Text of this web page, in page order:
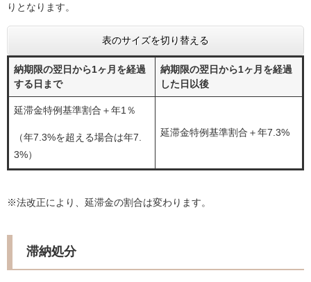
りとなります。
表のサイズを切り替える
納期限の翌日から1ヶ月を経過
する日まで
納期限の翌日から1ヶ月を経過
した日以後
延滞金特例基準割合＋年1％
（年7.3%を超える場合は年7.
3%）
延滞金特例基準割合＋年7.3%
※法改正により、延滞金の割合は変わります。
滞納処分